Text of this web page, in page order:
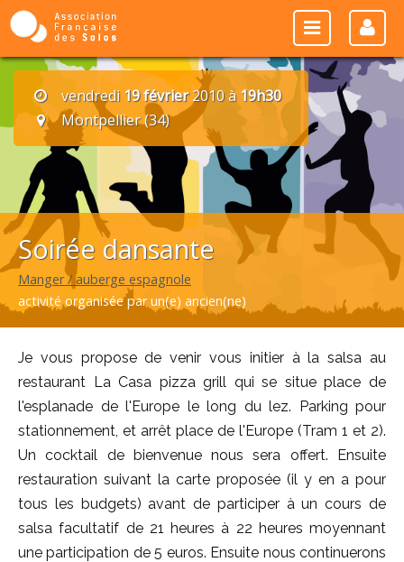
vendredi 19 février2010 à 19h30
Montpellier (34)
Soirée dansante
Manger / auberge espagnole
activité organisée par un(e) ancien(ne)
Je vous propose de venir vous initier à la salsa au
restaurant La Casa pizza grill qui se situe place de
l'esplanade de l'Europe le long du lez. Parking pour
stationnement, et arrêt place de l'Europe (Tram 1 et 2).
Un cocktail de bienvenue nous sera offert. Ensuite
restauration suivant la carte proposée (il y en a pour
tous les budgets) avant de participer à un cours de
salsa facultatif de 21 heures à 22 heures moyennant
une participation de 5 euros. Ensuite nous continuerons